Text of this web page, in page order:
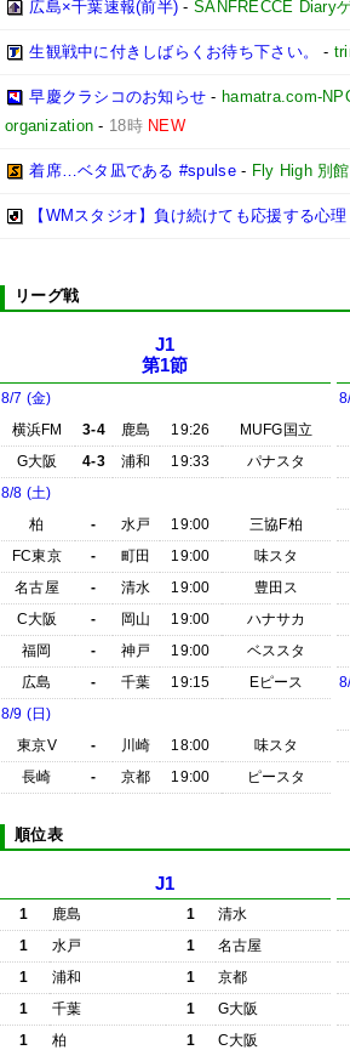
広島×千葉速報(前半) -SANFRECCE Diary
生観戦中に付きしばらくお待ち下さい。 -
早慶クラシコのお知らせ - hamatra.com-
organization - 18時 NEW
着席…ベタ凪である #spulse- Fly High 別館
【WMスタジオ】負け続けても応援する心
リーグ戦
J1
第1節
8/7 (金)
横浜FM
3-4 鹿島 19:26
MUFG国立
G大阪
4-3 浦和 19:33
パナスタ
8/8 (土)
柏
- 水戸 19:00
三協F柏
FC東京
- 町田 19:00
味スタ
名古屋
- 清水 19:00
豊田ス
C大阪
- 岡山 19:00
ハナサカ
福岡
- 神戸 19:00
ベススタ
広島
- 千葉 19:15
Eピース
8/9 (日)
東京V
- 川崎 18:00
味スタ
長崎
- 京都 19:00 ピースタ
順位表
J1
1 鹿島 1
清水
1
水戸 1
名古屋
1
浦和 1
京都
1
千葉 1
G大阪
1
柏 1
C大阪